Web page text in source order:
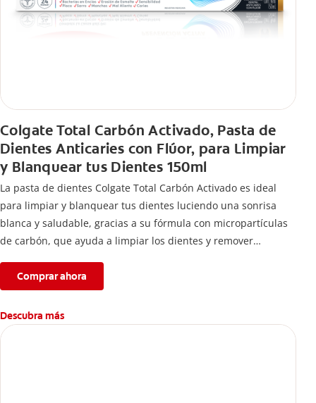
Colgate Total Carbón Activado, Pasta de
Dientes Anticaries con Flúor, para Limpiar
y Blanquear tus Dientes 150ml
La pasta de dientes Colgate Total Carbón Activado es ideal
para limpiar y blanquear tus dientes luciendo una sonrisa
blanca y saludable, gracias a su fórmula con micropartículas
de carbón, que ayuda a limpiar los dientes y remover
Comprar ahora
Descubra más